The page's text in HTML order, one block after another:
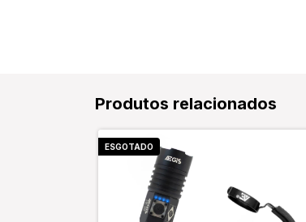
Produtos relacionados
ESGOTADO